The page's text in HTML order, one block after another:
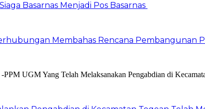
Basarnas Menjadi Pos Basarnas
Membahas Rencana Pembangunan